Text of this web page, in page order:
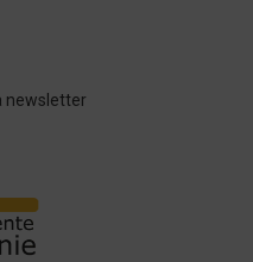
newsletter